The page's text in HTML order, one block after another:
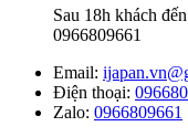
Sau 18h khách
0966809661
Email:
Điện thoại:
Zalo: 0966809661